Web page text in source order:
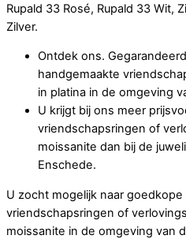
Rupald 33 Rosé, Rupald 33 Wit,
Zilver.
Ontdek ons.
handgemaakte
in platina in de omgeving
U krijgt bij ons meer
vriendschapsringen of
moissanite dan bij de
Enschede.
U zocht mogelijk naar
vriendschapsringen of
moissanite in de omgeving van